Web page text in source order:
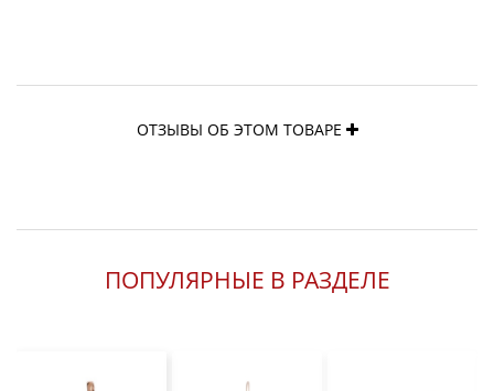
ОТЗЫВЫ ОБ ЭТОМ ТОВАРЕ
ПОПУЛЯРНЫЕ В РАЗДЕЛЕ